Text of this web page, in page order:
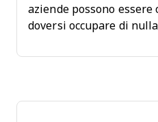
aziende possono
doversi occupare di